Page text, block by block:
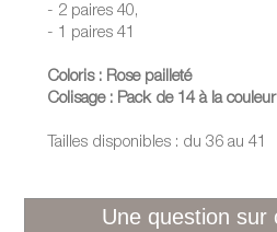
- 2 paires 40,
- 1 paires 41
Coloris : Rose pailleté
Colisage : Pack de 14 à la couleur
Tailles disponibles : du 36 au 41